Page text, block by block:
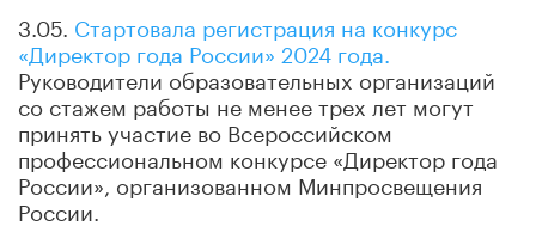
3.05. Стартовала регистрация на конкурс
«Директор года России» 2024 года.
Руководители образовательных организаций
со стажем работы не менее трех лет могут
принять участие во Всероссийском
профессиональном конкурсе «Директор года
России», организованном Минпросвещения
России.